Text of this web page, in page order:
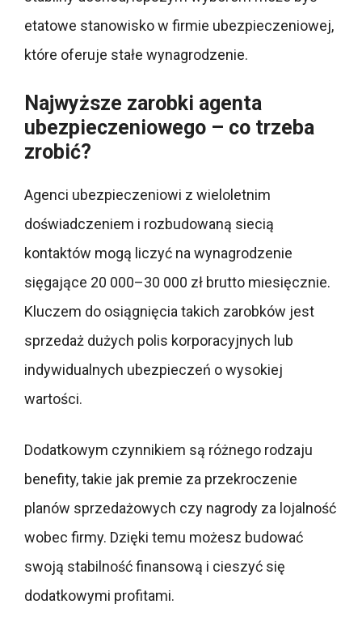
etatowe stanowisko w firmie ubezpieczeniowej,
które oferuje stałe wynagrodzenie.
Najwyższe zarobki agenta
ubezpieczeniowego – co trzeba
zrobić?
Agenci ubezpieczeniowi z wieloletnim
doświadczeniem i rozbudowaną siecią
kontaktów mogą liczyć na wynagrodzenie
sięgające 20 000–30 000 zł brutto miesięcznie.
Kluczem do osiągnięcia takich zarobków jest
sprzedaż dużych polis korporacyjnych lub
indywidualnych ubezpieczeń o wysokiej
wartości.
Dodatkowym czynnikiem są różnego rodzaju
benefity, takie jak premie za przekroczenie
planów sprzedażowych czy nagrody za lojalność
wobec firmy. Dzięki temu możesz budować
swoją stabilność finansową i cieszyć się
dodatkowymi profitami.